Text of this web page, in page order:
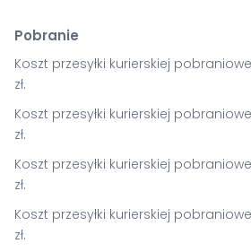
Pobranie
Koszt przesyłki kurierskiej
zł.
Koszt przesyłki kurierskiej
zł.
Koszt przesyłki kurierskiej
zł.
Koszt przesyłki kurierskiej
zł.